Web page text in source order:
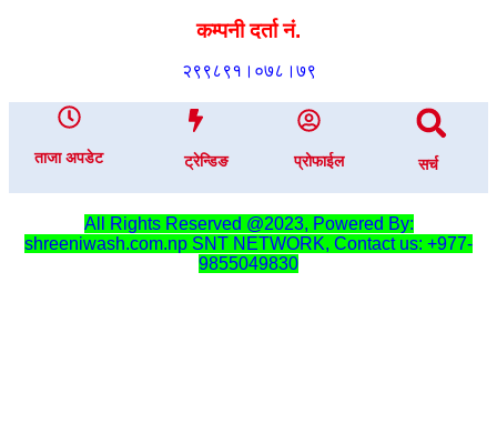
कम्पनी दर्ता नं.
२९९८९१।०७८।७९
ताजा अपडेट ट्रेन्डिङ प्रोफाईल सर्च
All Rights Reserved @2023, Powered By:
shreeniwash.com.np SNT NETWORK, Contact us: +977-
9855049830